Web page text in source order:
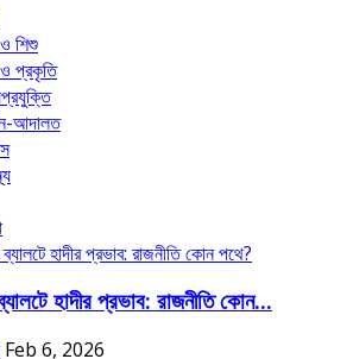
ও শিশু
প্রকৃতি
আদালত
হাদীর প্রভাব: রাজনীতি কোন...
Feb 6, 2026